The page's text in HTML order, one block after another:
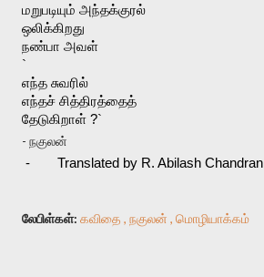
மறுபடியும் அந்தக்குரல்
ஒலிக்கிறது
நண்பா அவள்
`
எந்த சுவரில்
எந்தச் சித்திரத்தைத்
தேடுகிறாள் ?`
- நகுலன்
- Translated by R. Abilash Chandran
லேபிள்கள்: கவிதை நகுலன் மொழியாக்கம்